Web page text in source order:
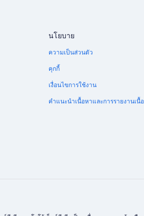
นโยบาย
ความเป็นส่วนตัว
คุกกี้
เงื่อนไขการใช้งาน
คำแนะนำเนื้อหาและการรายงานเนื้